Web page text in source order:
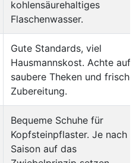
kohlensäurehaltiges
Flaschenwasser.
Gute Standards, viel
Hausmannskost. Achte auf
saubere Theken und frische
Zubereitung.
Bequeme Schuhe für
Kopfsteinpflaster. Je nach
Saison auf das